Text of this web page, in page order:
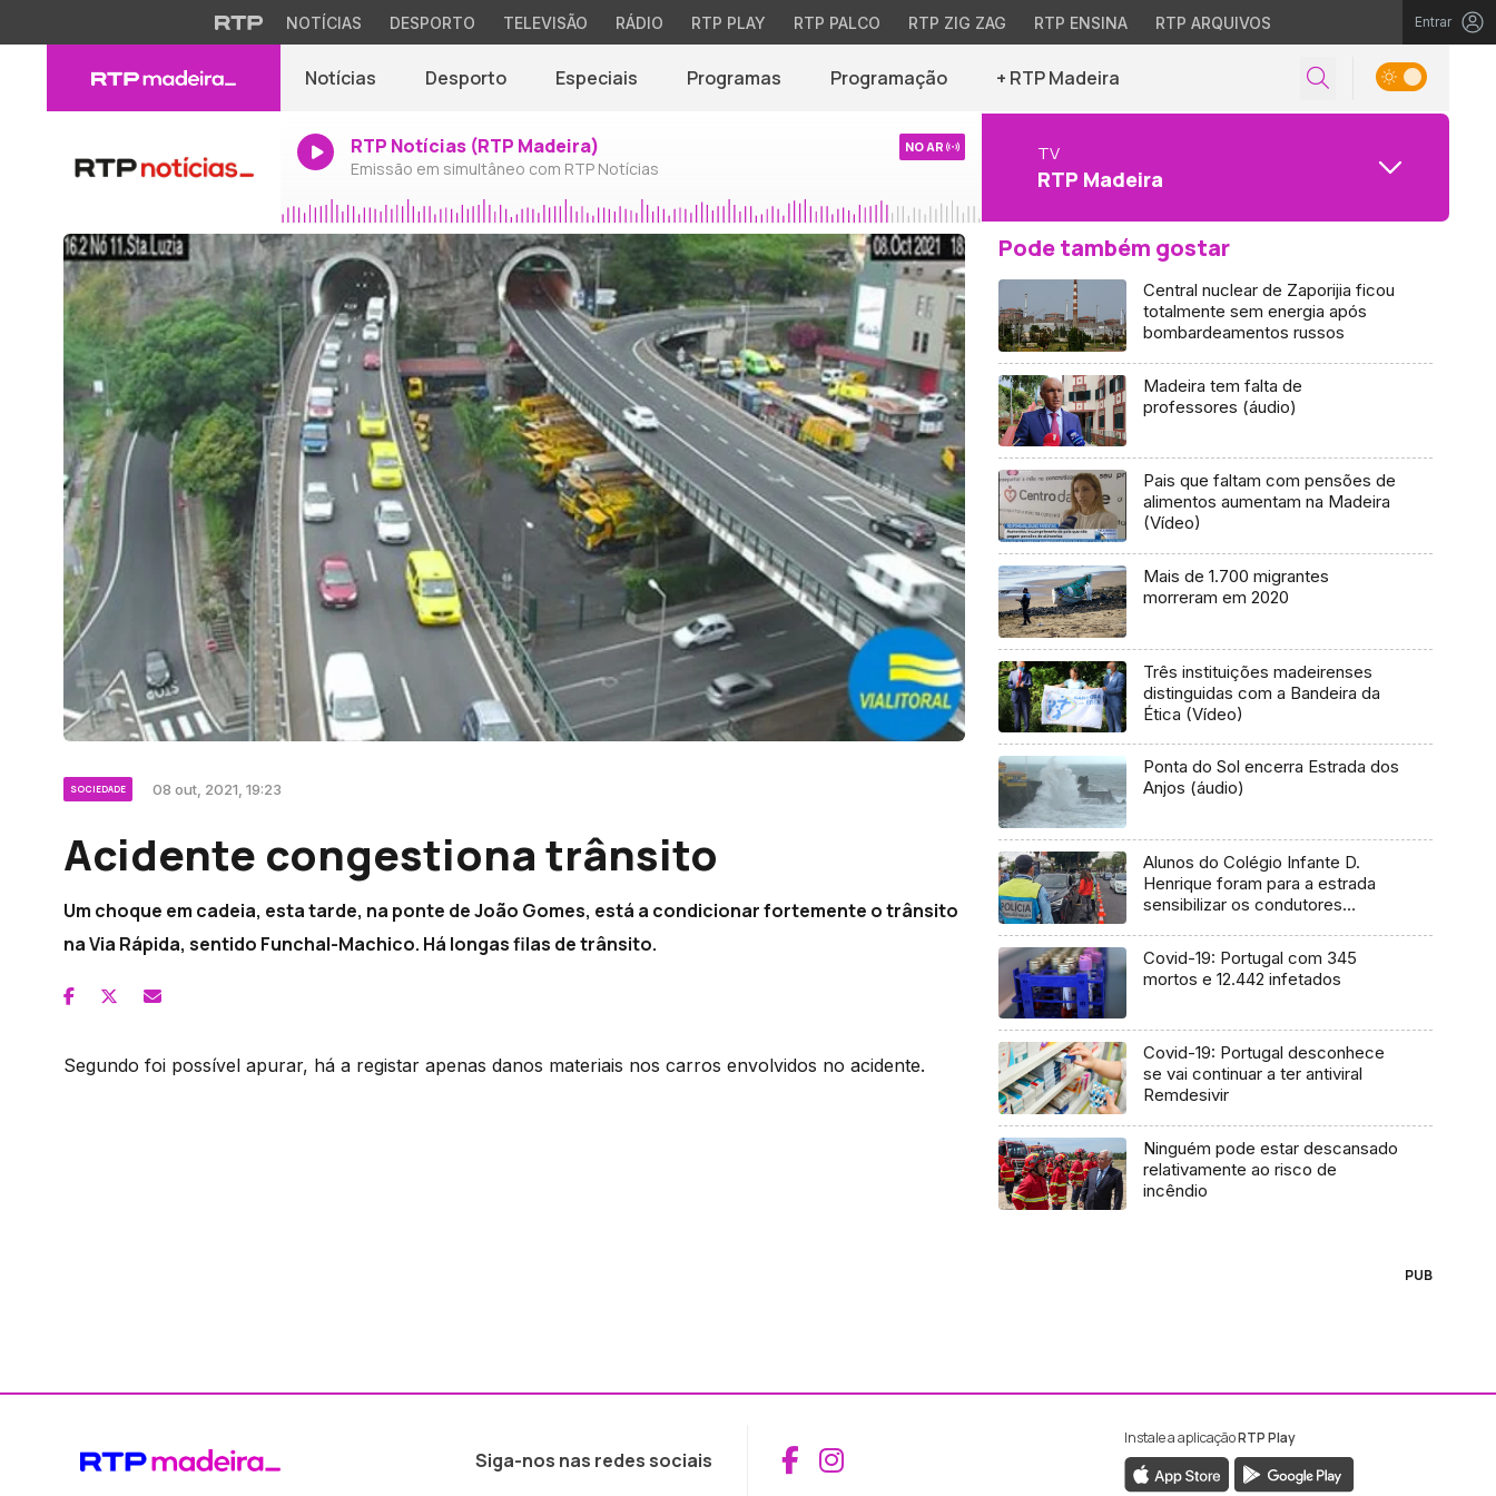
NOTÍCIAS DESPORTO TELEVISÃO RÁDIO RTP PLAY RTP PALCO RTP ZIG ZAG RTP ENSINA RTP ARQUIVOS Entrar
Notícias Desporto Especiais Programas Programação + RTP Madeira
RTP Notícias (RTP Madeira)
Emissão em simultâneo com RTP Notícias
NO AR TV
RTP Madeira
SOCIEDADE 08 out, 2021, 19:23
Acidente congestiona trânsito
Um choque em cadeia, esta tarde, na ponte de João Gomes, está a condicionar fortemente o trânsito
na Via Rápida, sentido Funchal-Machico. Há longas filas de trânsito.
Segundo foi possível apurar, há a registar apenas danos materiais nos carros envolvidos no acidente.
Pode também gostar
Central nuclear de Zaporijia ficou
totalmente sem energia após
bombardeamentos russos
Madeira tem falta de
professores (áudio)
Pais que faltam com pensões de
alimentos aumentam na Madeira
(Vídeo)
Mais de 1.700 migrantes
morreram em 2020
Três instituições madeirenses
distinguidas com a Bandeira da
Ética (Vídeo)
Ponta do Sol encerra Estrada dos
Anjos (áudio)
Alunos do Colégio Infante D.
Henrique foram para a estrada
sensibilizar os condutores
Covid-19: Portugal com 345
mortos e 12.442 infetados
Covid-19: Portugal desconhece
se vai continuar a ter antiviral
Remdesivir
Ninguém pode estar descansado
relativamente ao risco de
incêndio
PUB
Siga-nos nas redes sociais Aceder ao Facebook da RTP Madeira
Aceder ao Instagram da RTP Madeira
Instale a aplicaçãoRTP Play